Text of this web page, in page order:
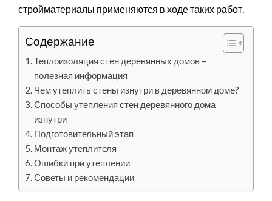
стройматериалы применяются в ходе таких работ.
Содержание
Теплоизоляция стен деревянных домов –
полезная информация
Чем утеплить стены изнутри в деревянном доме?
Способы утепления стен деревянного дома
изнутри
Подготовительный этап
Монтаж утеплителя
Ошибки при утеплении
Советы и рекомендации